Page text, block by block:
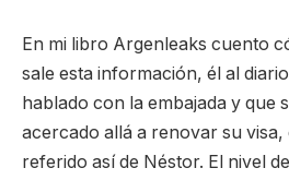
En mi libro Argenleaks cuento
sale esta información, él al
hablado con la embajada y que
acercado allá a renovar su visa,
referido así de Néstor. El nivel